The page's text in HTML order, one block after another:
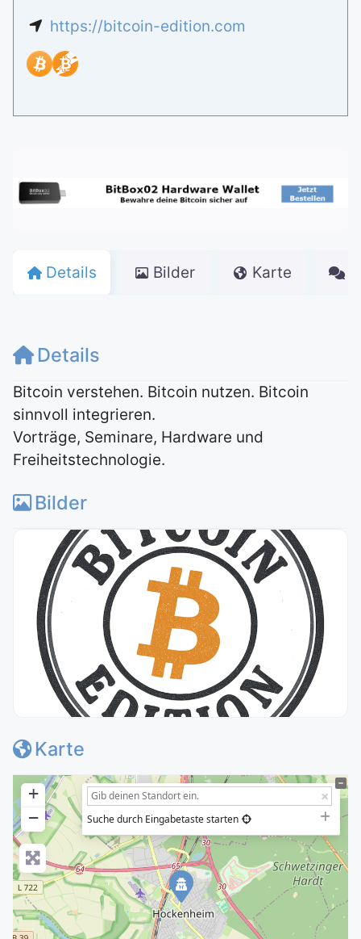
https://bitcoin-edition.com
Details Bilder Karte
Details
Bitcoin verstehen. Bitcoin nutzen. Bitcoin
sinnvoll integrieren.
Vorträge, Seminare, Hardware und
Freiheitstechnologie.
Bilder
Karte
+
−
Suche durch Eingabetaste starten